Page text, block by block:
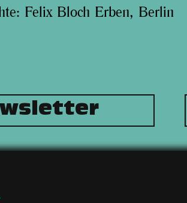
Felix Bloch Erben, Berlin